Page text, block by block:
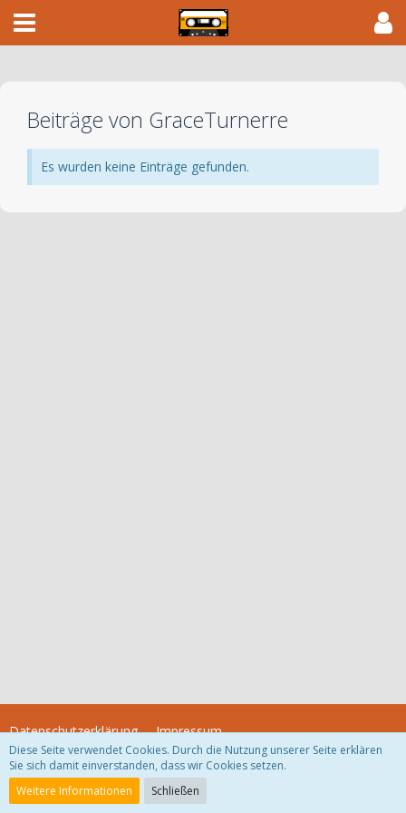
Beiträge von GraceTurnerre
Es wurden keine Einträge gefunden.
Datenschutzerklärung Impressum
Community-Software:
Diese Seite verwendet Cookies. Durch die Nutzung unserer Seite erklären
Sie sich damit einverstanden, dass wir Cookies setzen.
Weitere Informationen
Schließen